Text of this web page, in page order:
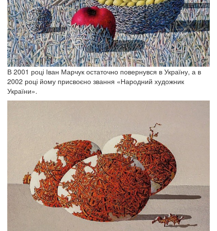
В 2001 році Іван Марчук остаточно повернувся в Україну, а в
2002 році йому присвоєно звання «Народний художник
України».